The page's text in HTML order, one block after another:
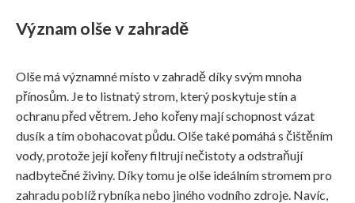
Význam olše v zahradě
Olše má významné místo v zahradě díky svým mnoha
přínosům. Je to listnatý strom, který poskytuje stín a
ochranu před větrem. Jeho kořeny mají schopnost vázat
dusík a tím obohacovat půdu. Olše také pomáhá s čištěním
vody, protože její kořeny filtrují nečistoty a odstraňují
nadbytečné živiny. Díky tomu je olše ideálním stromem pro
zahradu poblíž rybníka nebo jiného vodního zdroje. Navíc,